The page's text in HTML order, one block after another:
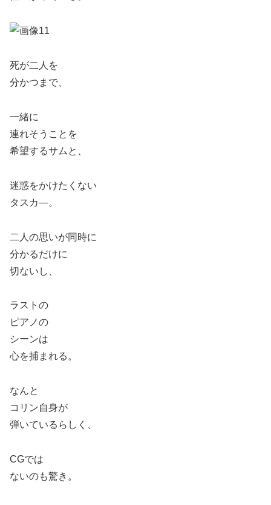
死が二人を
分かつまで、
一緒に
連れそうことを
希望するサムと、
迷惑をかけたくない
タスカ―。
二人の思いが同時に
分かるだけに
切ないし、
ラストの
ピアノの
シーンは
心を捕まれる。
なんと
コリン自身が
弾いているらしく、
CGでは
ないのも驚き。